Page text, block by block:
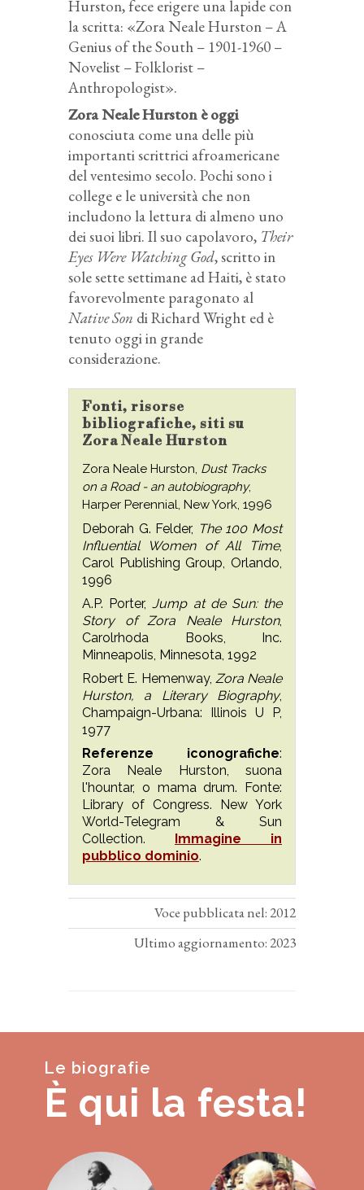
Hurston, fece erigere una lapide con
la scritta: «Zora Neale Hurston – A
Genius of the South – 1901-1960 –
Novelist – Folklorist –
Anthropologist».
Zora Neale Hurston è oggi
conosciuta come una delle più
importanti scrittrici afroamericane
del ventesimo secolo. Pochi sono i
college e le università che non
includono la lettura di almeno uno
dei suoi libri. Il suo capolavoro, Their
Eyes Were Watching God, scritto in
sole sette settimane ad Haiti, è stato
favorevolmente paragonato al
Native Son di Richard Wright ed è
tenuto oggi in grande
considerazione.
Fonti, risorse
bibliografiche, siti su
Zora Neale Hurston
Zora Neale Hurston, Dust Tracks
on a Road - an autobiography,
Harper Perennial, New York, 1996
Deborah G. Felder, The 100 Most
Influential Women of All Time,
Carol Publishing Group, Orlando,
1996
A.P. Porter, Jump at de Sun: the
Story of Zora Neale Hurston,
Carolrhoda Books, Inc.
Minneapolis, Minnesota, 1992
Robert E. Hemenway, Zora Neale
Hurston, a Literary Biography,
Champaign-Urbana: Illinois U P,
1977
Referenze iconografiche:
Zora Neale Hurston, suona
l'hountar, o mama drum. Fonte:
Library of Congress. New York
World-Telegram & Sun
Collection. Immagine in
pubblico dominio.
Voce pubblicata nel: 2012
Ultimo aggiornamento: 2023
Le biografie
È qui la festa!